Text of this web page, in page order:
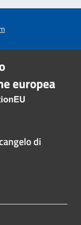
di